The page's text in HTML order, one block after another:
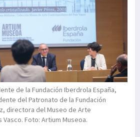
de la Fundación Iberdrola España,
del Patronato de la Fundación
directora del Museo de Arte
Foto: Artium Museoa.